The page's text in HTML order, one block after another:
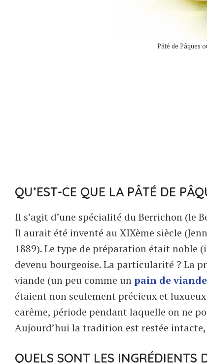
Pâté de Pâques
QU’EST-CE QUE LA PÂTÉ DE
Il s’agit d’une spécialité du Berrichon (le
Il aurait été inventé au XIXème siècle
1889). Le type de préparation était noble
devenu bourgeoise. La particularité ? La
viande (un peu comme unpain de viande
étaient non seulement précieux et
carême, période pendant laquelle on ne
Aujourd’hui la tradition est restée
QUELS SONT LES INGRÉDIENTS